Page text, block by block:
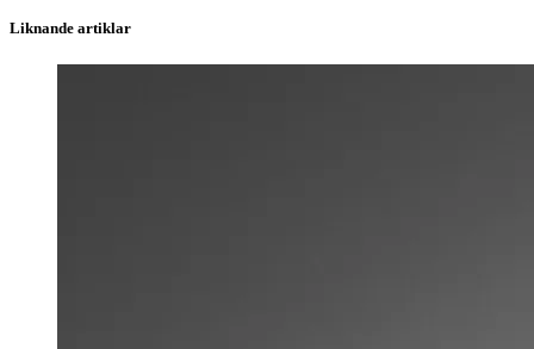
Liknande artiklar